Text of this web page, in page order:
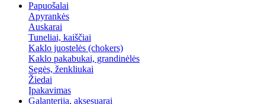
Papuošalai
Apyrankės
Auskarai
Tuneliai, kaiščiai
Kaklo juostelės (chokers)
Kaklo pakabukai, grandinėlės
Segės, ženkliukai
Žiedai
Įpakavimas
Galanterija, aksesuarai